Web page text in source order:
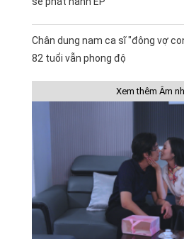
Chân dung nam ca sĩ "đông vợ
82 tuổi vẫn phong độ
Xem thêm Âm